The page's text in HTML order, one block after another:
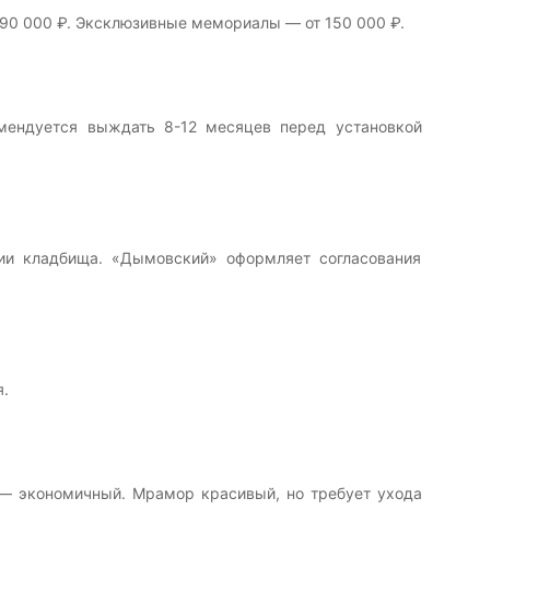
90 000 ₽. Эксклюзивные мемориалы — от 150 000 ₽.
выждать 8-12 месяцев перед установкой
кладбища. «Дымовский» оформляет согласования
экономичный. Мрамор красивый, но требует ухода